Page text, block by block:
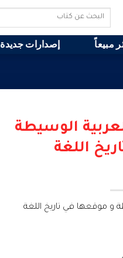
Search
مبيعاً إصدارات جديدة
الوسيطة
اللغة
و موقعها في تاريخ اللغة